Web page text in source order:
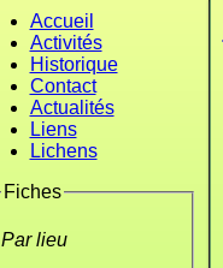
Accueil
Activités
Historique
Contact
Actualités
Liens
Lichens
Fiches
Par lieu